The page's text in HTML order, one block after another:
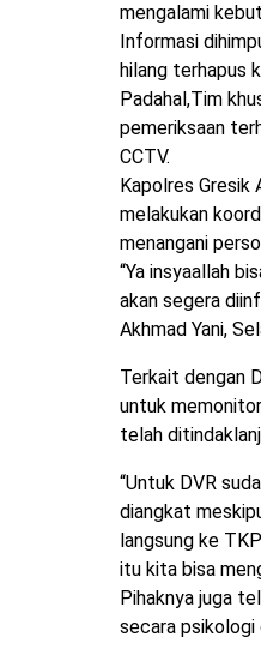
mengalami
Informasi
hilang terhapus
Padahal,Tim
pemeriksaan
CCTV.
Kapolres Gresik
melakukan
menangani
“Ya insyaallah
akan segera
Akhmad Yani,
Terkait dengan
untuk
telah
“Untuk DVR
diangkat
langsung ke
itu kita bisa
Pihaknya juga
secara psikologi